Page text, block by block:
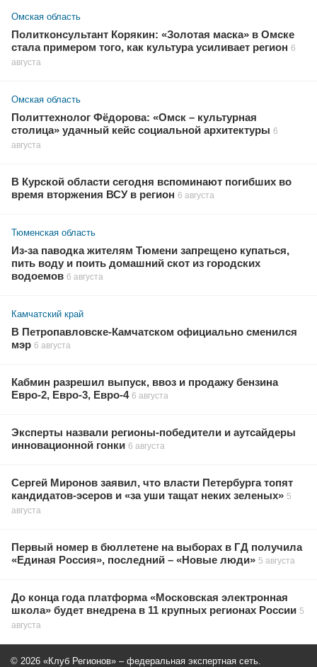
Омская область
Политконсультант Корякин: «Золотая маска» в Омске
стала примером того, как культура усиливает регион 6
августа
Омская область
Политтехнолог Фёдорова: «Омск – культурная
столица» удачный кейс социальной архитектуры 6
августа
В Курской области сегодня вспоминают погибших во
время вторжения ВСУ в регион 6 августа
Тюменская область
Из-за паводка жителям Тюмени запрещено купаться,
пить воду и поить домашний скот из городских
водоемов 6 августа
Камчатский край
В Петропавловске-Камчатском официально сменился
мэр 6 августа
Кабмин разрешил выпуск, ввоз и продажу бензина
Евро-2, Евро-3, Евро-4 6 августа
Эксперты назвали регионы-победители и аутсайдеры
инновационной гонки 6 августа
Сергей Миронов заявил, что власти Петербурга топят
кандидатов-эсеров и «за уши тащат неких зеленых» 5
августа
Первый номер в бюллетене на выборах в ГД получила
«Единая Россия», последний – «Новые люди» 5 августа
До конца года платформа «Московская электронная
школа» будет внедрена в 11 крупных регионах России 5
августа
© 2026 «Клуб Регионов» – федеральная экспертная сеть.